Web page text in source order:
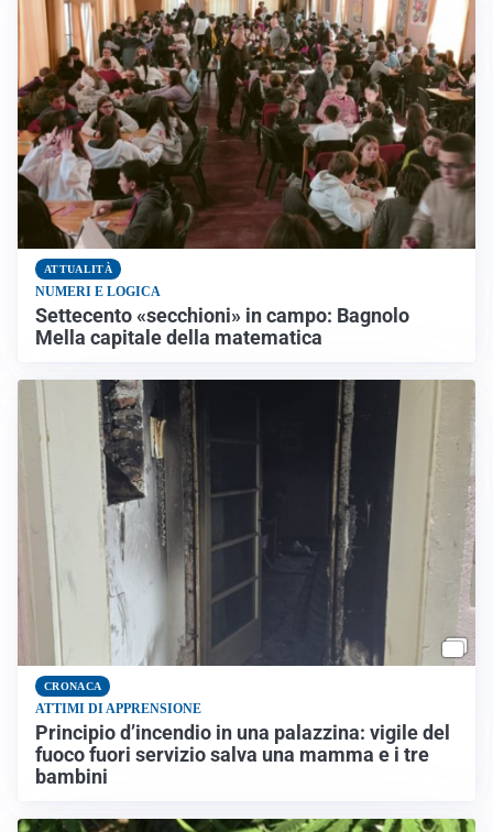
ATTUALITÀ
NUMERI E LOGICA
Settecento «secchioni» in campo: Bagnolo
Mella capitale della matematica
CRONACA
ATTIMI DI APPRENSIONE
Principio d’incendio in una palazzina: vigile del
fuoco fuori servizio salva una mamma e i tre
bambini